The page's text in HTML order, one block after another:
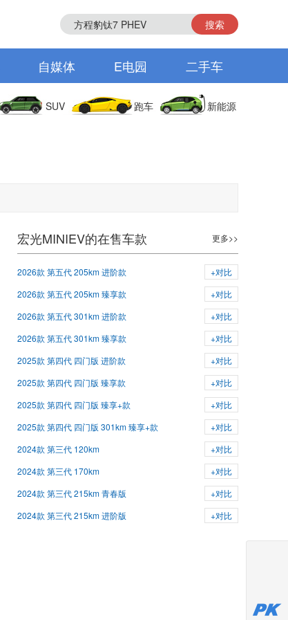
搜索
自媒体 E电园 二手车
SUV 跑车 新能源
更多>>
宏光MINIEV的在售车款
+对比
2026款 第五代 205km 进阶款
+对比
2026款 第五代 205km 臻享款
+对比
2026款 第五代 301km 进阶款
+对比
2026款 第五代 301km 臻享款
+对比
2025款 第四代 四门版 进阶款
+对比
2025款 第四代 四门版 臻享款
+对比
2025款 第四代 四门版 臻享+款
+对比
2025款 第四代 四门版 301km 臻享+款
+对比
2024款 第三代 120km
+对比
2024款 第三代 170km
+对比
2024款 第三代 215km 青春版
+对比
2024款 第三代 215km 进阶版